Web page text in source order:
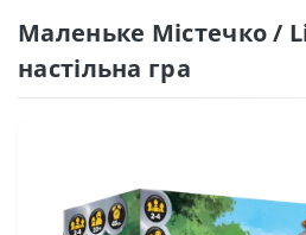
Маленьке Містечко /
настільна гра